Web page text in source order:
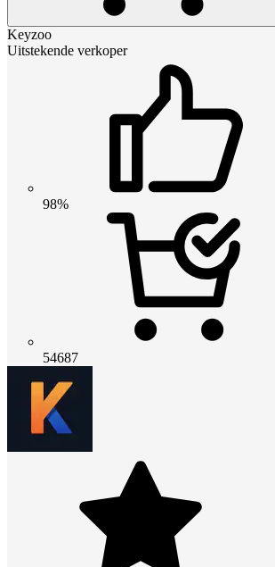
Keyzoo
Uitstekende verkoper
98%
54687